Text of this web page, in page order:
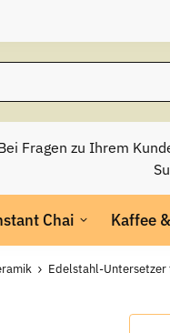
Fragen zu Ihrem
Chai Kaffee
Edelstahl-Untersetzer